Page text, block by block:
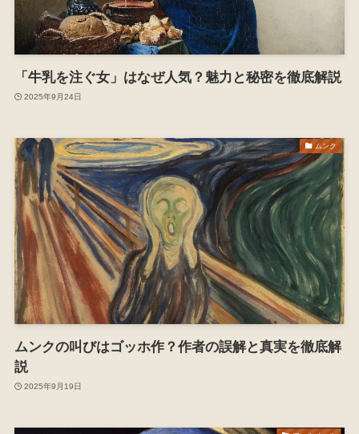
「牛乳を注ぐ女」はなぜ人気？魅力と秘密を徹底解説
2025年9月24日
ムンク
ムンクの叫びはゴッホ作？作者の誤解と真実を徹底解
説
2025年9月19日